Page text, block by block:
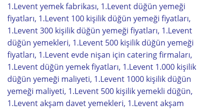
1.Levent yemek fabrikası, 1.Levent düğün yemeği
fiyatları, 1.Levent 100 kişilik düğün yemeği fiyatları,
1.Levent 300 kişilik düğün yemeği fiyatları, 1.Levent
düğün yemekleri, 1.Levent 500 kişilik düğün yemeği
fiyatları, 1.Levent evde nişan için catering firmaları,
1.Levent düğün yemek fiyatları, 1.Levent 1.000 kişilik
düğün yemeği maliyeti, 1.Levent 1000 kişilik düğün
yemeği maliyeti, 1.Levent 500 kişilik yemekli düğün,
1.Levent akşam davet yemekleri, 1.Levent akşam